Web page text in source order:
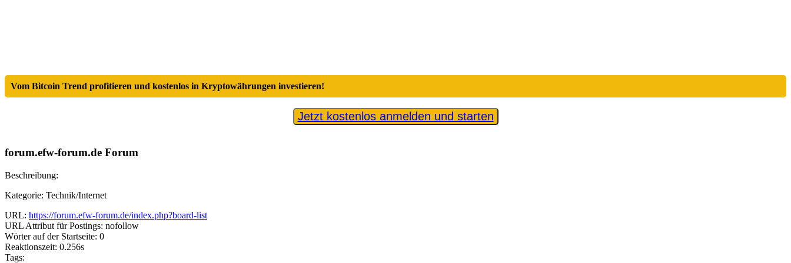
Vom Bitcoin Trend profitieren und kostenlos in Kryptowährungen investieren!
Jetzt kostenlos anmelden und starten
forum.efw-forum.de Forum
Beschreibung:
Kategorie: Technik/Internet
URL: https://forum.efw-forum.de/index.php?board-list
URL Attribut für Postings: nofollow
Wörter auf der Startseite: 0
Reaktionszeit: 0.256s
Tags: